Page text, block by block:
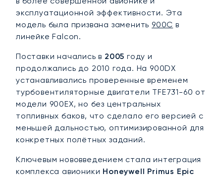
эксплуатационной эффективности. Эта
модель была призвана заменить 900C в
линейке Falcon.
Поставки начались в 2005 году и
продолжались до 2010 года. На 900DX
устанавливались проверенные временем
турбовентиляторные двигатели TFE731-60 от
модели 900EX, но без центральных
топливных баков, что сделало его версией с
меньшей дальностью, оптимизированной для
конкретных полётных заданий.
Ключевым нововведением стала интеграция
комплекса авионики Honeywell Primus Epic